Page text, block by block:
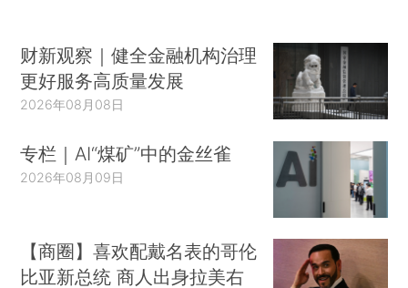
财新观察｜健全金融机构治理
更好服务高质量发展
2026年08月08日
专栏｜AI“煤矿”中的金丝雀
2026年08月09日
【商圈】喜欢配戴名表的哥伦
比亚新总统 商人出身拉美右